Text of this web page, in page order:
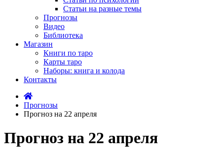
Статьи на разные темы
Прогнозы
Видео
Библиотека
Магазин
Книги по таро
Карты таро
Наборы: книга и колода
Контакты
Прогнозы
Прогноз на 22 апреля
Прогноз на 22 апреля